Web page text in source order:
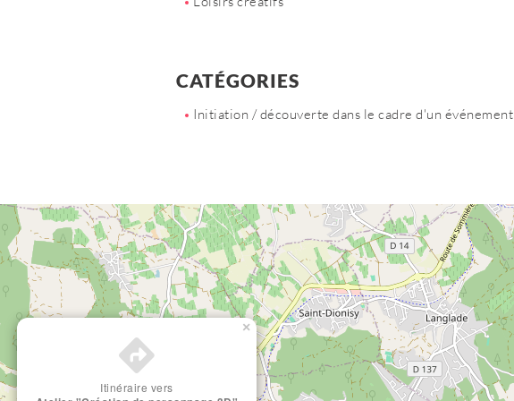
CATÉGORIES
Initiation / découverte dans le cadre d'un événement
Itinéraire vers
×